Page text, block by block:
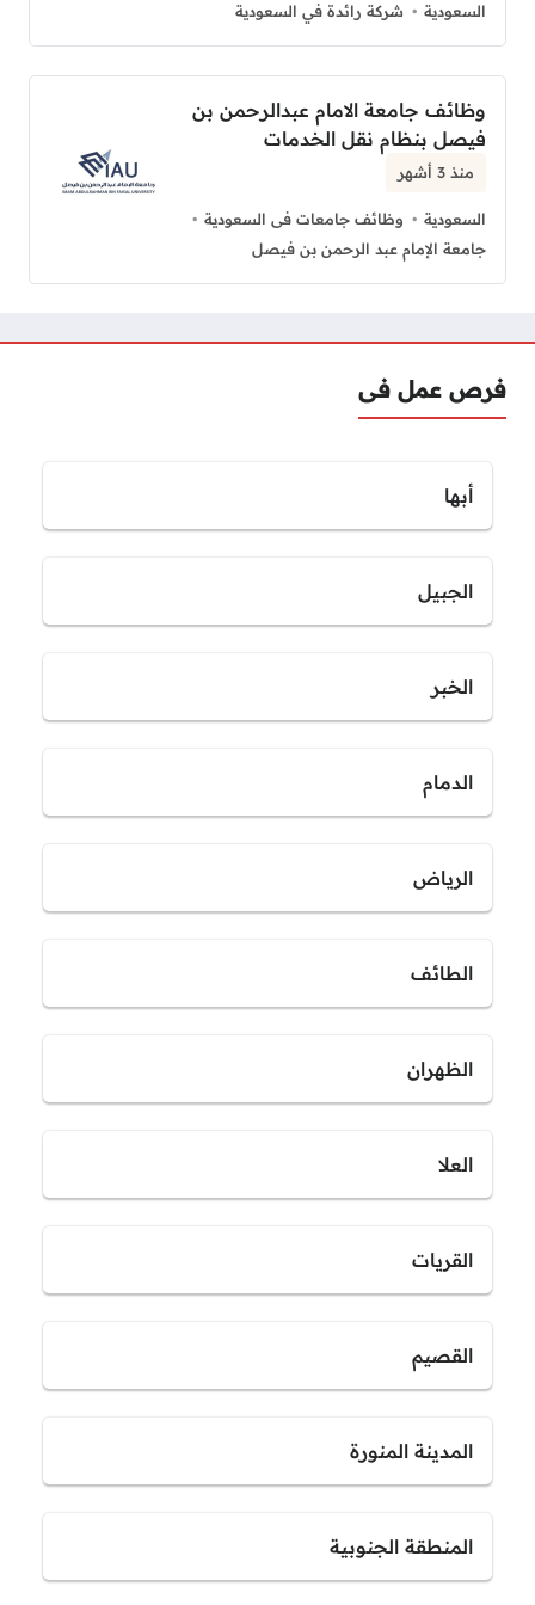
السعودية شركة رائدة في السعودية
وظائف جامعة الامام عبدالرحمن بن
فيصل بنظام نقل الخدمات
منذ 3 أشهر
السعودية
وظائف جامعات فى السعودية
جامعة الإمام عبد الرحمن بن فيصل
فرص عمل فى
أبها
الجبيل
الخبر
الدمام
الرياض
الطائف
الظهران
العلا
القريات
القصيم
المدينة المنورة
المنطقة الجنوبية